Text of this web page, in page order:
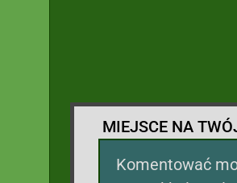
MIEJSCE NA
Komentować